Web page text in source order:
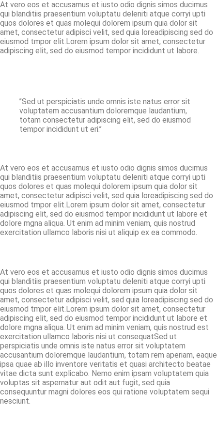
At vero eos et accusamus et iusto odio dignis simos ducimus
qui blanditiis praesentium voluptatu deleniti atque corryi upti
quos dolores et quas molequi dolorem ipsum quia dolor sit
amet, consectetur adipisci velit, sed quia loreadipiscing sed do
eiusmod tmpor elit.Lorem ipsum dolor sit amet, consectetur
adipiscing elit, sed do eiusmod tempor incididunt ut labore.
’’Sed ut perspiciatis unde omnis iste natus error sit
voluptatem accusantium doloremque laudantium,
totam consectetur adipiscing elit, sed do eiusmod
tempor incididunt ut eri.’’
At vero eos et accusamus et iusto odio dignis simos ducimus
qui blanditiis praesentium voluptatu deleniti atque corryi upti
quos dolores et quas molequi dolorem ipsum quia dolor sit
amet, consectetur adipisci velit, sed quia loreadipiscing sed do
eiusmod tmpor elit.Lorem ipsum dolor sit amet, consectetur
adipiscing elit, sed do eiusmod tempor incididunt ut labore et
dolore mgna aliqua. Ut enim ad minim veniam, quis nostrud
exercitation ullamco laboris nisi ut aliquip ex ea commodo.
At vero eos et accusamus et iusto odio dignis simos ducimus
qui blanditiis praesentium voluptatu deleniti atque corryi upti
quos dolores et quas molequi dolorem ipsum quia dolor sit
amet, consectetur adipisci velit, sed quia loreadipiscing sed do
eiusmod tmpor elit.Lorem ipsum dolor sit amet, consectetur
adipiscing elit, sed do eiusmod tempor incididunt ut labore et
dolore mgna aliqua. Ut enim ad minim veniam, quis nostrud est
exercitation ullamco laboris nisi ut consequatSed ut
perspiciatis unde omnis iste natus error sit voluptatem
accusantium doloremque laudantium, totam rem aperiam, eaque
ipsa quae ab illo inventore veritatis et quasi architecto beatae
vitae dicta sunt explicabo. Nemo enim ipsam voluptatem quia
voluptas sit aspernatur aut odit aut fugit, sed quia
consequuntur magni dolores eos qui ratione voluptatem sequi
nesciunt.